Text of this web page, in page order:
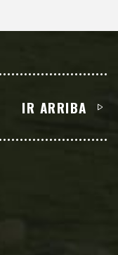
IR ARRIBA